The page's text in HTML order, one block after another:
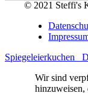
© 2021 Steffi's
Spiegeleierkuchen
Wir sind
hinzuweisen,